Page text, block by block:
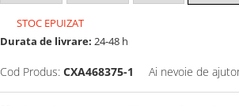
STOC EPUIZAT
Durata de livrare: 24-48 h
Cod Produs: CXA468375-1 Ai nevoie de